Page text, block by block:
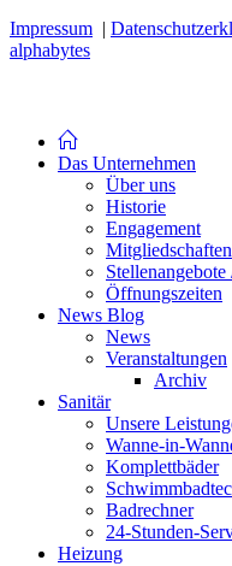
Impressum |
alphabytes
Das Unternehmen
Über uns
Historie
Engagement
Mitgliedschaften
Öffnungszeiten
News Blog
News
Veranstaltungen
Archiv
Sanitär
Unsere
Wanne-in-
Komplettbäder
Badrechner
24-Stunden-
Heizung